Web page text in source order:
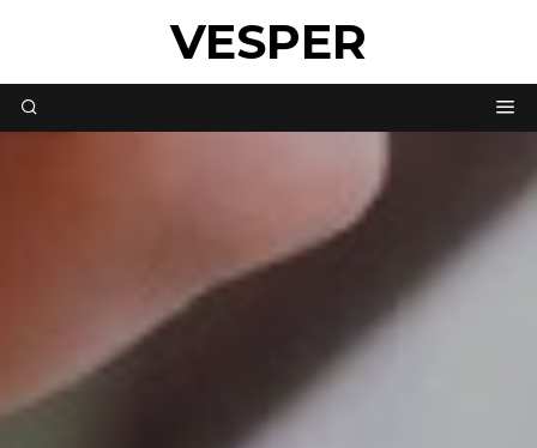
VESPER